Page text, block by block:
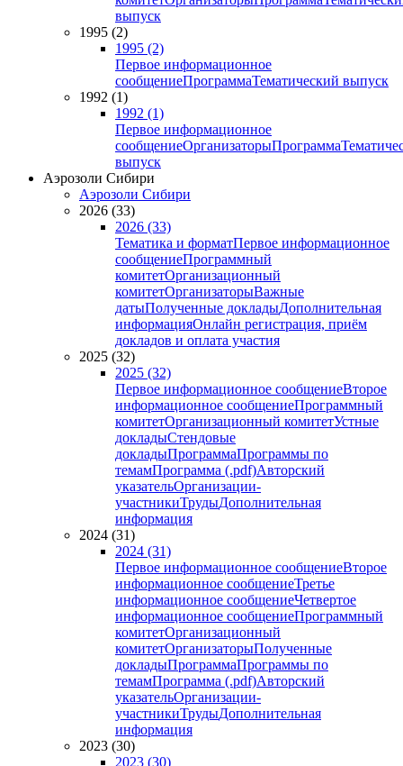
выпуск
1995 (2)
1995 (2)
Первое информационное
сообщениеПрограммаТематический выпуск
1992 (1)
1992 (1)
Первое информационное
сообщениеОрганизаторыПрограмма
выпуск
Аэрозоли Сибири
Аэрозоли Сибири
2026 (33)
2026 (33)
Тематика и форматПервое информационное
сообщениеПрограммный
комитетОрганизационный
комитетОрганизаторыВажные
датыПолученные докладыДополнительная
информацияОнлайн регистрация, приём
докладов и оплата участия
2025 (32)
2025 (32)
Первое информационное сообщениеВторое
информационное сообщениеПрограммный
комитетОрганизационный комитетУстные
докладыСтендовые
докладыПрограммаПрограммы по
темамПрограмма (.pdf)Авторский
указательОрганизации-
участникиТрудыДополнительная
информация
2024 (31)
2024 (31)
Первое информационное сообщениеВторое
информационное сообщениеТретье
информационное сообщениеЧетвертое
информационное сообщениеПрограммный
комитетОрганизационный
комитетОрганизаторыПолученные
докладыПрограммаПрограммы по
темамПрограмма (.pdf)Авторский
указательОрганизации-
участникиТрудыДополнительная
информация
2023 (30)
2023 (30)